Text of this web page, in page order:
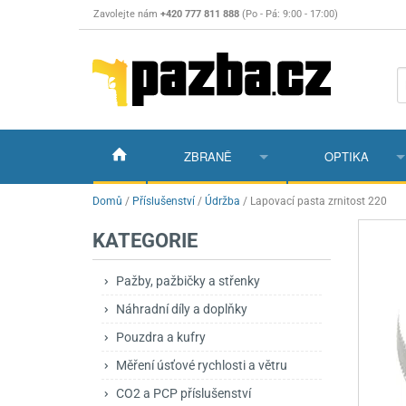
Zavolejte nám +420 777 811 888 (Po - Pá: 9:00 - 17:00)
ZBRANĚ
Vzduchovky Vzduchovky na CO2
Vzduchovky
Vzduchové pistole a revolvery
Plynové pistole a revolvery
Perkusní zbraně
Zbraně na ZP
Pušky
Nože Nože s pevnou
OPTIKA
Puškohledy
Noční vidění a
Domů / Příslušenství / Údržba / Lapovací pasta zrnitost 220
KATEGORIE
Pažby, pažbičky a střenky
Náhradní díly a doplňky
Pouzdra a kufry
Měření úsťové rychlosti a větru
CO2 a PCP příslušenství